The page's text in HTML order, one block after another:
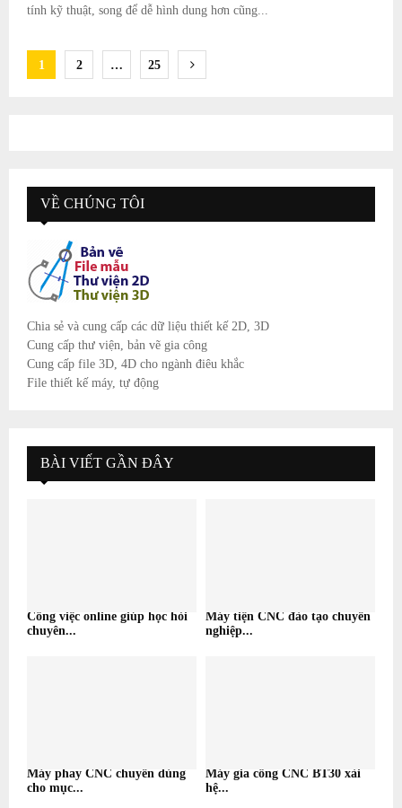
tính kỹ thuật, song để dễ hình dung hơn cũng...
Posts
1 2 … 25
VỀ CHÚNG TÔI
Chia sẻ và cung cấp các dữ liệu thiết kế 2D, 3D
Cung cấp thư viện, bản vẽ gia công
Cung cấp file 3D, 4D cho ngành điêu khắc
File thiết kế máy, tự động
BÀI VIẾT GẦN ĐÂY
Công việc online giúp học hỏi
chuyên...
Máy tiện CNC đào tạo chuyên
nghiệp...
Máy phay CNC chuyên dùng
cho mục...
Máy gia công CNC BT30 xài
hệ...